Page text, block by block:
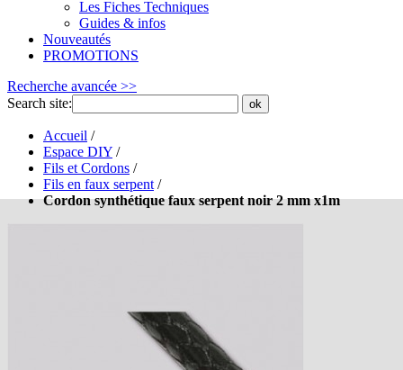
Les Fiches Techniques
Guides & infos
Nouveautés
PROMOTIONS
Recherche avancée >>
Search site:
ok
Accueil /
Espace DIY /
Fils et Cordons /
Fils en faux serpent /
Cordon synthétique faux serpent noir 2 mm x1m